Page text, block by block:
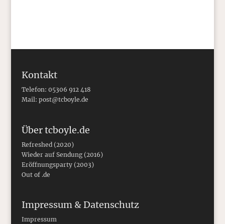
Kontakt
Telefon: 05306 912 418
Mail: post@tcboyle.de
Über tcboyle.de
Refreshed (2020)
Wieder auf Sendung (2016)
Eröffnungsparty (2003)
Out of .de
Impressum & Datenschutz
Impressum